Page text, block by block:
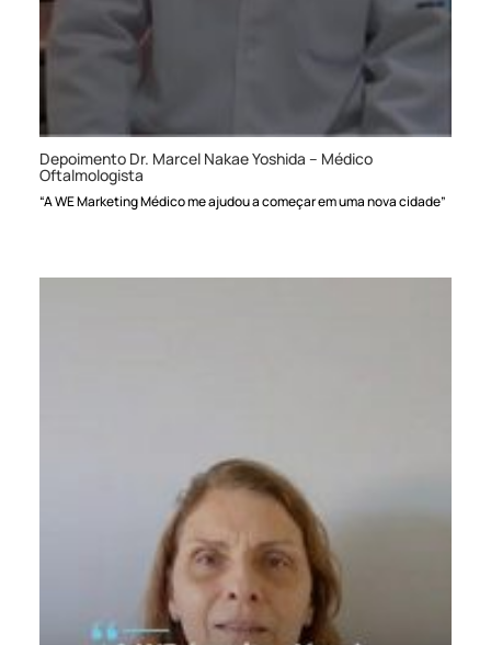
Depoimento Dr. Marcel Nakae Yoshida – Médico
Oftalmologista
“A WE Marketing Médico me ajudou a começar em uma nova cidade”